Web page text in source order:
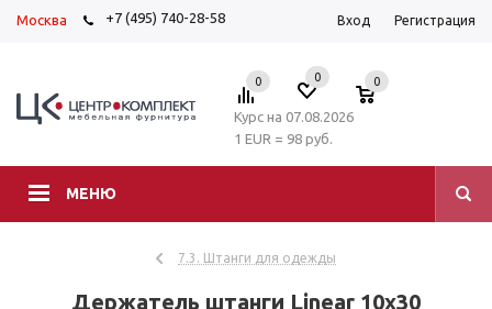
Москва +7 (495) 740-28-58 Вход Регистрация
МЕНЮ
0 0 0
Курс на 07.08.2026
1 EUR = 98 руб.
7.3. Штанги для одежды
Держатель штанги Linear 10х30